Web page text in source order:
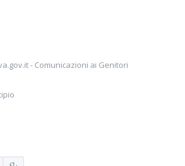
- Comunicazioni ai Genitori